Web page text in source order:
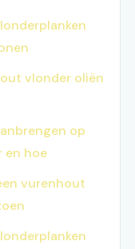
vlonder oliën
op
en hoe
vurenhout